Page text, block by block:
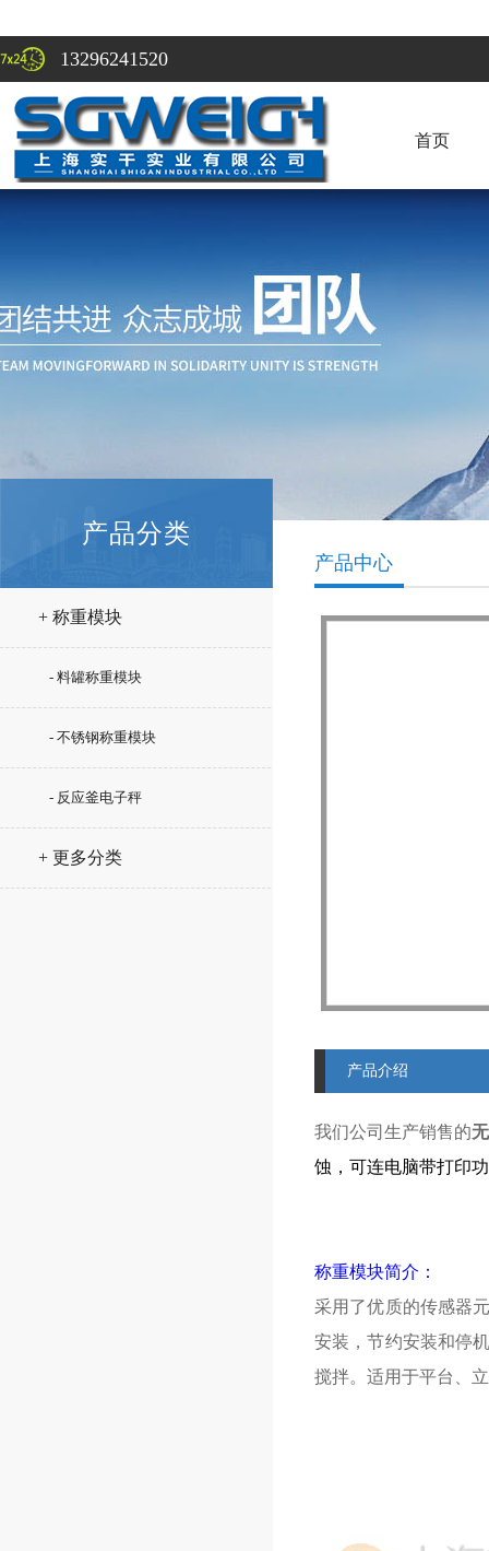
13296241520
首页
产品分类
+ 称重模块
- 料罐称重模块
- 不锈钢称重模块
- 反应釜电子秤
+ 更多分类
产品中心
产品介绍
我们公司生产销售的
蚀，可连电脑带打印
称重模块简介：
采用了优质的传感器
安装，节约安装和停
搅拌。适用于平台、